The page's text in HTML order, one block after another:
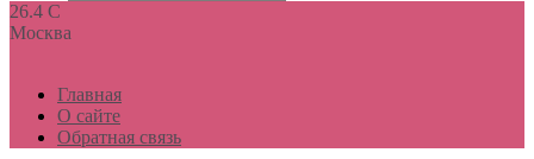
26.4 C
Москва
Главная
О сайте
Обратная связь